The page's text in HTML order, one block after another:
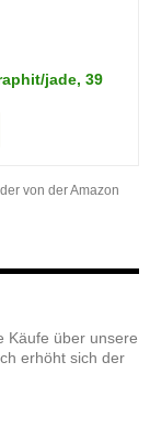
jade, 39
von der Amazon
Käufe über unsere
erhöht sich der